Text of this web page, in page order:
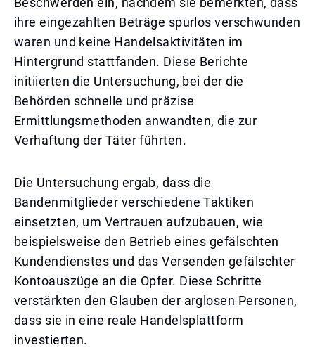
ihre eingezahlten Beträge spurlos verschwunden
waren und keine Handelsaktivitäten im
Hintergrund stattfanden. Diese Berichte
initiierten die Untersuchung, bei der die
Behörden schnelle und präzise
Ermittlungsmethoden anwandten, die zur
Verhaftung der Täter führten.
Die Untersuchung ergab, dass die
Bandenmitglieder verschiedene Taktiken
einsetzten, um Vertrauen aufzubauen, wie
beispielsweise den Betrieb eines gefälschten
Kundendienstes und das Versenden gefälschter
Kontoauszüge an die Opfer. Diese Schritte
verstärkten den Glauben der arglosen Personen,
dass sie in eine reale Handelsplattform
investierten.